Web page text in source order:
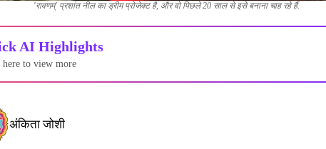
'रावणम्' प्रशांत नील का ड्रीम प्रोजेक्ट है, और वो पिछले 20 साल से इसे बनाना चाह रहे हैं.
AI Highlights
to view more
अंकिता जोशी